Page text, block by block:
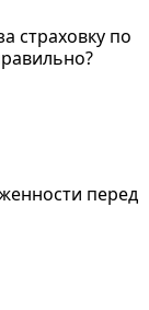
страховку по
перед